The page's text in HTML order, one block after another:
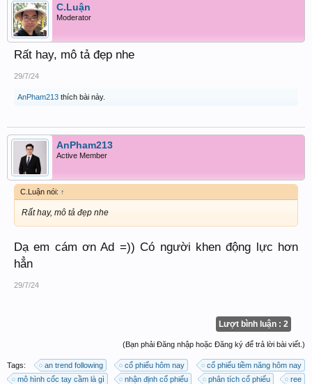
C.Luận
Moderator
Rất hay, mô tả đẹp nhe
29/7/24
AnPham213 thích bài này.
AnPham213
Active Member
C.Luận nói: ↑
Rất hay, mô tả đẹp nhe
Dạ em cám ơn Ad =)) Có người khen động lực hơn
hẳn
29/7/24
Lượt bình luận : 2
(Bạn phải Đăng nhập hoặc Đăng ký để trả lời bài viết.)
Tags: an trend following cổ phiếu hôm nay
cổ phiếu tiềm năng hôm nay
mô hình cốc tay cầm là gì
nhận định cổ phiếu phân tích cổ phiếu
ree